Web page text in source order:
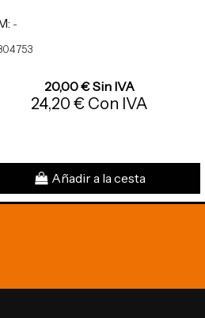
-
20,00 € Sin IVA
24,20 € Con IVA
Añadir a la cesta